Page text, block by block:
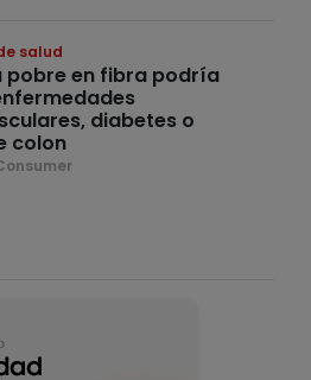
salud
pobre en fibra podría
diabetes o
colon